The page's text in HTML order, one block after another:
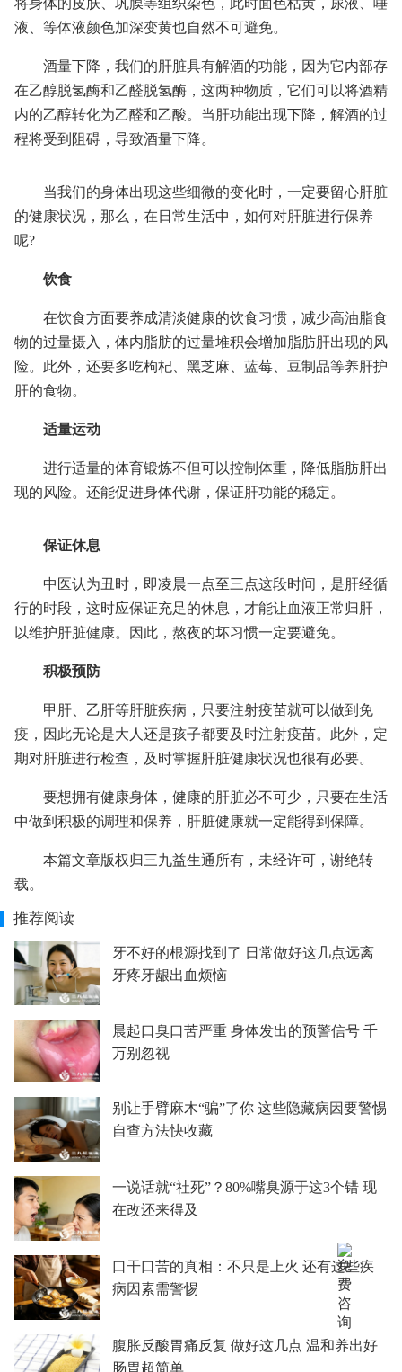
将身体的皮肤、巩膜等组织染色，此时面色枯黄，尿液、唾
液、等体液颜色加深变黄也自然不可避免。
酒量下降，我们的肝脏具有解酒的功能，因为它内部存
在乙醇脱氢酶和乙醛脱氢酶，这两种物质，它们可以将酒精
内的乙醇转化为乙醛和乙酸。当肝功能出现下降，解酒的过
程将受到阻碍，导致酒量下降。
当我们的身体出现这些细微的变化时，一定要留心肝脏
的健康状况，那么，在日常生活中，如何对肝脏进行保养
呢?
饮食
在饮食方面要养成清淡健康的饮食习惯，减少高油脂食
物的过量摄入，体内脂肪的过量堆积会增加脂肪肝出现的风
险。此外，还要多吃枸杞、黑芝麻、蓝莓、豆制品等养肝护
肝的食物。
适量运动
进行适量的体育锻炼不但可以控制体重，降低脂肪肝出
现的风险。还能促进身体代谢，保证肝功能的稳定。
保证休息
中医认为丑时，即凌晨一点至三点这段时间，是肝经循
行的时段，这时应保证充足的休息，才能让血液正常归肝，
以维护肝脏健康。因此，熬夜的坏习惯一定要避免。
积极预防
甲肝、乙肝等肝脏疾病，只要注射疫苗就可以做到免
疫，因此无论是大人还是孩子都要及时注射疫苗。此外，定
期对肝脏进行检查，及时掌握肝脏健康状况也很有必要。
要想拥有健康身体，健康的肝脏必不可少，只要在生活
中做到积极的调理和保养，肝脏健康就一定能得到保障。
本篇文章版权归三九益生通所有，未经许可，谢绝转
载。
推荐阅读
牙不好的根源找到了 日常做好这几点远离
牙疼牙龈出血烦恼
晨起口臭口苦严重 身体发出的预警信号 千
万别忽视
别让手臂麻木“骗”了你 这些隐藏病因要警惕
自查方法快收藏
一说话就“社死”？80%嘴臭源于这3个错 现
在改还来得及
口干口苦的真相：不只是上火 还有这些疾
病因素需警惕
腹胀反酸胃痛反复 做好这几点 温和养出好
肠胃超简单